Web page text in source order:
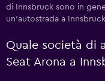
di Innsbruck sono in
un'autostrada a
Quale società di
Seat Arona a